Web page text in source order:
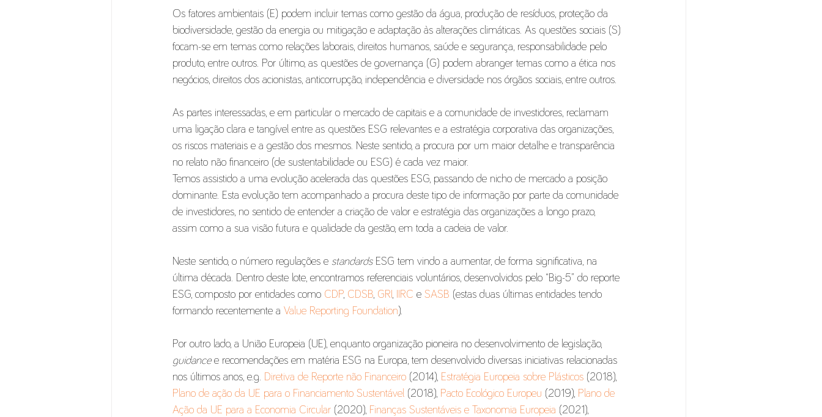
Os fatores ambientais (E) podem incluir temas como gestão da água, produção de resíduos, proteção da
biodiversidade, gestão da energia ou mitigação e adaptação às alterações climáticas. As questões sociais (S)
focam-se em temas como relações laborais, direitos humanos, saúde e segurança, responsabilidade pelo
produto, entre outros. Por último, as questões de governança (G) podem abranger temas como a ética nos
negócios, direitos dos acionistas, anticorrupção, independência e diversidade nos órgãos sociais, entre outros.
As partes interessadas, e em particular o mercado de capitais e a comunidade de investidores, reclamam
uma ligação clara e tangível entre as questões ESG relevantes e a estratégia corporativa das organizações,
os riscos materiais e a gestão dos mesmos. Neste sentido, a procura por um maior detalhe e transparência
no relato não financeiro (de sustentabilidade ou ESG) é cada vez maior.
Temos assistido a uma evolução acelerada das questões ESG, passando de nicho de mercado a posição
dominante. Esta evolução tem acompanhado a procura deste tipo de informação por parte da comunidade
de investidores, no sentido de entender a criação de valor e estratégia das organizações a longo prazo,
assim como a sua visão futura e qualidade da gestão, em toda a cadeia de valor.
Neste sentido, o número regulações e standards ESG tem vindo a aumentar, de forma significativa, na
última década. Dentro deste lote, encontramos referenciais voluntários, desenvolvidos pelo “Big-5” do reporte
ESG, composto por entidades como CDP, CDSB, GRI , IIRC e SASB (estas duas últimas entidades tendo
formando recentemente a Value Reporting Foundation).
Por outro lado, a União Europeia (UE), enquanto organização pioneira no desenvolvimento de legislação,
guidance e recomendações em matéria ESG na Europa, tem desenvolvido diversas iniciativas relacionadas
nos últimos anos, e.g. Diretiva de Reporte não Financeiro (2014), Estratégia Europeia sobre Plásticos (2018),
Plano de ação da UE para o Financiamento Sustentável (2018), Pacto Ecológico Europeu (2019), Plano de
Ação da UE para a Economia Circular (2020), Finanças Sustentáveis e Taxonomia Europeia (2021),